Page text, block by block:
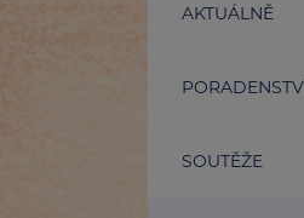
AKTUÁLNĚ
SOUTĚŽE